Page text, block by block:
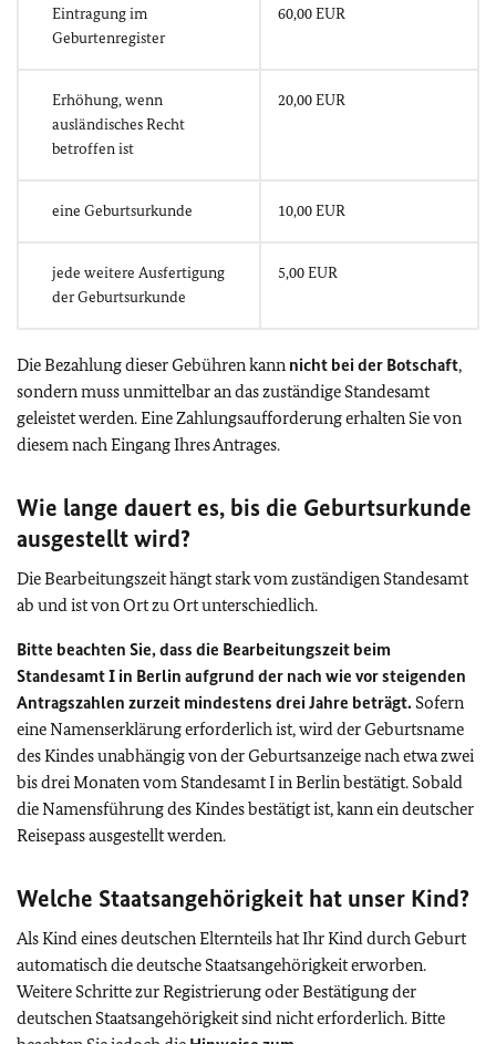
Eintragung im
Geburtenregister
60,00 EUR
Erhöhung, wenn
ausländisches Recht
betroffen ist
20,00 EUR
eine Geburtsurkunde 10,00 EUR
jede weitere Ausfertigung
der Geburtsurkunde
5,00 EUR
Die Bezahlung dieser Gebühren kann nicht bei der Botschaft,
sondern muss unmittelbar an das zuständige Standesamt
geleistet werden. Eine Zahlungsaufforderung erhalten Sie von
diesem nach Eingang Ihres Antrages.
Wie lange dauert es, bis die Geburtsurkunde
ausgestellt wird?
Die Bearbeitungszeit hängt stark vom zuständigen Standesamt
ab und ist von Ort zu Ort unterschiedlich.
Bitte beachten Sie, dass die Bearbeitungszeit beim
Standesamt I in Berlin aufgrund der nach wie vor steigenden
Antragszahlen zurzeit mindestens drei Jahre beträgt. Sofern
eine Namenserklärung erforderlich ist, wird der Geburtsname
des Kindes unabhängig von der Geburtsanzeige nach etwa zwei
bis drei Monaten vom Standesamt I in Berlin bestätigt. Sobald
die Namensführung des Kindes bestätigt ist, kann ein deutscher
Reisepass ausgestellt werden.
Welche Staatsangehörigkeit hat unser Kind?
Als Kind eines deutschen Elternteils hat Ihr Kind durch Geburt
automatisch die deutsche Staatsangehörigkeit erworben.
Weitere Schritte zur Registrierung oder Bestätigung der
deutschen Staatsangehörigkeit sind nicht erforderlich. Bitte